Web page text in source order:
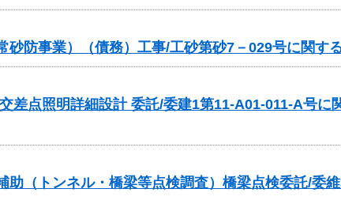
砂防事業）（債務）工事/工砂第砂7－029号に関す
差点照明詳細設計 委託/委建1第11-A01-011-A号に
助（トンネル・橋梁等点検調査）橋梁点検委託/委